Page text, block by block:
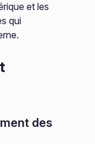
et les
qui
des